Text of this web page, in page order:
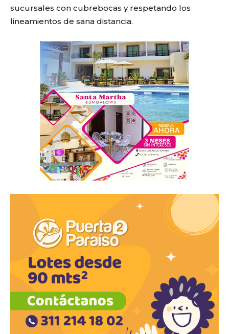
sucursales con cubrebocas y respetando los
lineamientos de sana distancia.